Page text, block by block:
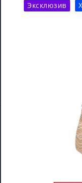
Эксклюзив